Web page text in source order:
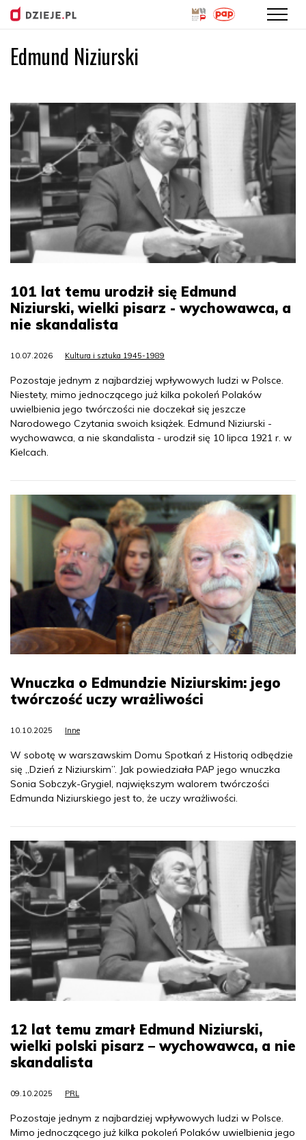
Edmund Niziurski
101 lat temu urodził się Edmund
Niziurski, wielki pisarz - wychowawca, a
nie skandalista
10.07.2026 Kultura i sztuka 1945-1989
Pozostaje jednym z najbardziej wpływowych ludzi w Polsce.
Niestety, mimo jednoczącego już kilka pokoleń Polaków
uwielbienia jego twórczości nie doczekał się jeszcze
Narodowego Czytania swoich książek. Edmund Niziurski -
wychowawca, a nie skandalista - urodził się 10 lipca 1921 r. w
Kielcach.
Wnuczka o Edmundzie Niziurskim: jego
twórczość uczy wrażliwości
10.10.2025 Inne
W sobotę w warszawskim Domu Spotkań z Historią odbędzie
się „Dzień z Niziurskim”. Jak powiedziała PAP jego wnuczka
Sonia Sobczyk-Grygiel, największym walorem twórczości
Edmunda Niziurskiego jest to, że uczy wrażliwości.
12 lat temu zmarł Edmund Niziurski,
wielki polski pisarz – wychowawca, a nie
skandalista
09.10.2025 PRL
Pozostaje jednym z najbardziej wpływowych ludzi w Polsce.
Mimo jednoczącego już kilka pokoleń Polaków uwielbienia jego